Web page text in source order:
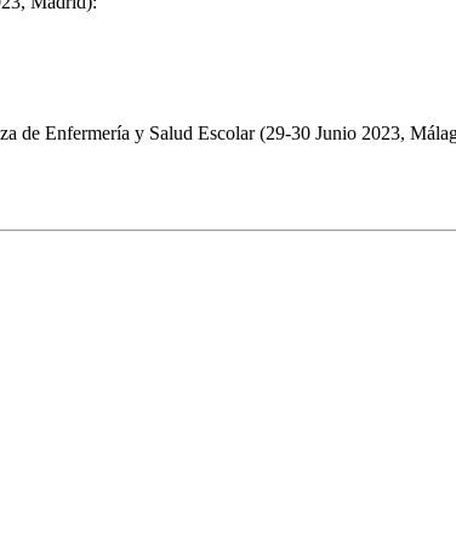
de Enfermería y Salud Escolar (29-30 Junio 2023,